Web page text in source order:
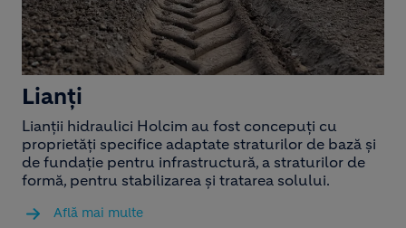
Lianți
Lianții hidraulici Holcim au fost concepuți cu
proprietăți specifice adaptate straturilor de bază și
de fundație pentru infrastructură, a straturilor de
formă, pentru stabilizarea și tratarea solului.
Află mai multe